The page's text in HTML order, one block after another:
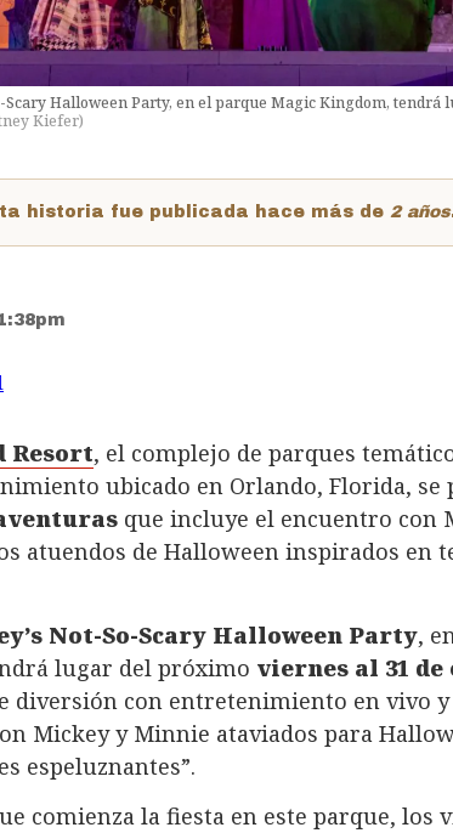
Scary Halloween Party, en el parque Magic Kingdom, tendrá
Kiefer)
historia fue publicada hace más de 2 años
Resort, el complejo de parques
ubicado en Orlando, Florida, se
que incluye el encuentro con
atuendos de Halloween inspirados en
Not-So-Scary Halloween Party,
lugar del próximo viernes al 31
diversión con entretenimiento en vivo
Mickey y Minnie ataviados para
espeluznantes”.
comienza la fiesta en este parque, los